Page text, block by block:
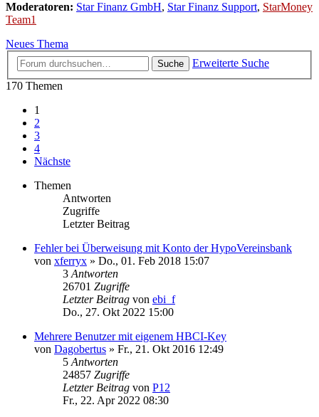
Moderatoren: Star Finanz GmbH, Star Finanz Support, StarMoney
Team1
Neues Thema
Suche
Erweiterte Suche
170 Themen
1
2
3
4
Nächste
Themen
Antworten
Zugriffe
Letzter Beitrag
Fehler bei Überweisung mit Konto der HypoVereinsbank
von xferryx » Do., 01. Feb 2018 15:07
3 Antworten
26701 Zugriffe
Letzter Beitrag von ebi_f
Do., 27. Okt 2022 15:00
Mehrere Benutzer mit eigenem HBCI-Key
von Dagobertus » Fr., 21. Okt 2016 12:49
5 Antworten
24857 Zugriffe
Letzter Beitrag von P12
Fr., 22. Apr 2022 08:30